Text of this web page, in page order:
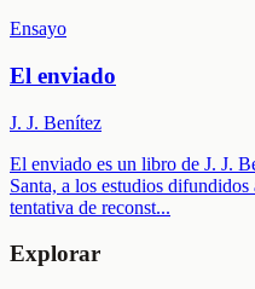
Ensayo
El enviado
J. J. Benítez
El enviado es un libro de J. J.
Santa, a los estudios
tentativa de reconst...
Explorar